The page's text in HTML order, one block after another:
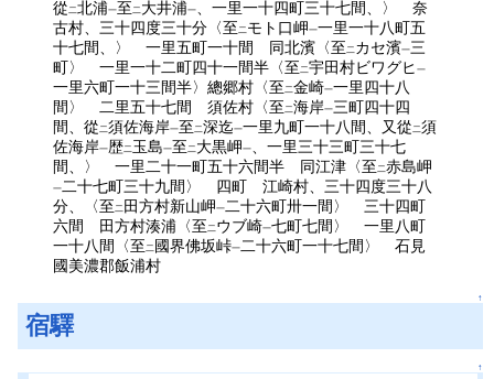
從二北浦一至二大井浦一、一里一十四町三十七間、〉 奈
古村、三十四度三十分〈至二モト口岬一一里一十八町五
十七間、〉 一里五町一十間 同北濱〈至二カセ濱一三
町〉 一里一十二町四十一間半〈至二宇田村ビワグヒ一
一里六町一十三間半〉總郷村〈至二金崎一一里四十八
間〉 二里五十七間 須佐村〈至二海岸一三町四十四
間、從二須佐海岸一至二深迄一一里九町一十八間、又從二須
佐海岸一歴二玉島一至二大黒岬一、一里三十三町三十七
間、〉 一里二十一町五十六間半 同江津〈至二赤島岬
一二十七町三十九間〉 四町 江崎村、三十四度三十八
分、〈至二 田方村新山岬一二十六町卅一間〉 三十四町
六間 田方村湊浦〈至二ウブ崎一七町七間〉 一里八町
一十八間〈至二國界佛坂峠一二十六町一十七間〉 石見
國美濃郡飯浦村
↑
宿驛
↑